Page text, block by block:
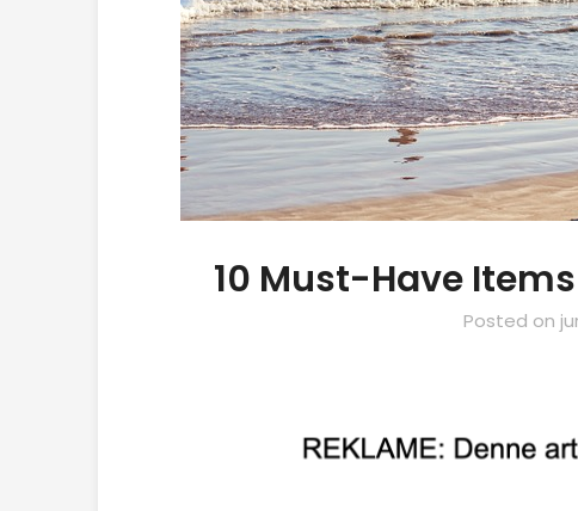
10 Must-Have
Posted on